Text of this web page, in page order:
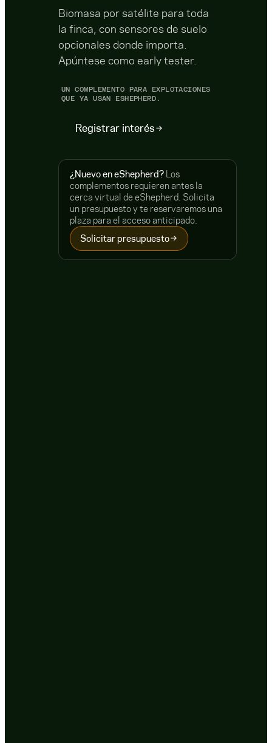
Biomasa por satélite para toda
la finca, con sensores de suelo
opcionales donde importa.
Apúntese como early tester.
UN COMPLEMENTO PARA EXPLOTACIONES
QUE YA USAN ESHEPHERD.
Registrar interés
¿Nuevo en eShepherd?Los
complementos requieren antes la
cerca virtual de eShepherd. Solicita
un presupuesto y te reservaremos una
plaza para el acceso anticipado.
Solicitar presupuesto